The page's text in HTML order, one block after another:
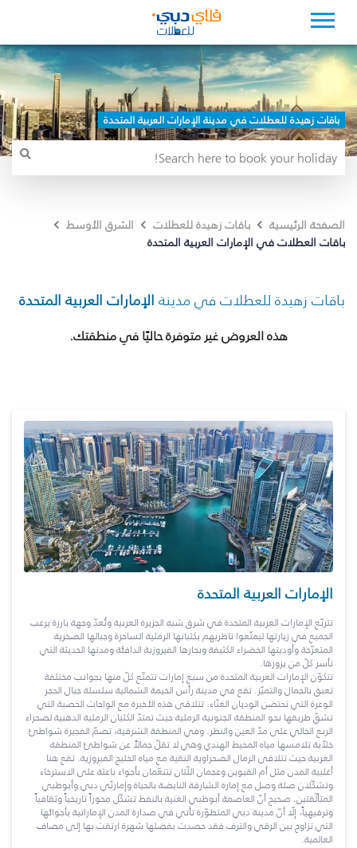
باقات زهيدة للعطلات في مدينة الإمارات العربية المتحدة
الصفحة الرئيسية باقات زهيدة للعطلات
الشرق الأوسط
باقات العطلات في الإمارات العربية المتحدة
باقات زهيدة للعطلات في مدينة الإمارات العربية المتحدة
هذه العروض غير متوفرة حاليًا في منطقتك.
الإمارات العربية المتحدة
تتربّع الإمارات العربية المتحدة في شرق شبه الجزيرة العربية وتُعدّ وجهة بارزة يرغب
الجميع في زيارتها ليمتّعوا ناظريهم بكثبانها الرملية الساحرة وجبالها الصخرية
المتعرّجة وأوديتها الخضراء الكثيفة وبحارها الفيروزية الدافئة ومدنها الحديثة التي
تأسر كلّ من يزورها.
تتكوّن الإمارات العربية المتحدة من سبع إمارات تتمتّع كلّ منها بجوانب مختلفة
تعبق بالجمال والتميّز. تقع في مدينة رأس الخيمة الشمالية سلسلة جبال الحجر
الوعرة التي تحتضن الوديان الغنّاء. تتلاقى هذه الأخيرة مع الواحات الخصبة التي
تشقّ طريقها نحو المنطقة الجنوبية الرملية حيث تمتدّ الكثبان الرملية الذهبية لصحراء
الربع الخالي على مدّ العين والنظر. وفي المنطقة الشرقية، تضمّ الفجيرة شواطئ
خلاّبة تلامسها مياه المحيط الهندي وهي لا تقلّ جمالاً عن شواطئ المنطقة
الغربية حيث تتلاقى الرمال الصحراوية النقية مع مياه الخليج الفيروزية. تقع هنا
أغلبية المدن مثل أم القيوين وعجمان اللّتان تتنعّمان بأجواء باعثة على الاسترخاء
وتشكّلان صلة وصل مع إمارة الشارقة النابضة بالحياة وإمارتَي دبي وأبوظبي
المتألّقتين. صحيح أنّ العاصمة أبوظبي الغنية بالنفط تشكّل محوراً تاريخياً وثقافياً
وترفيهياً، إلّا أنّ مدينة دبي المتطوّرة تأتي في صدارة المدن الإماراتية بأجوائها
التي تزاوج بين الرقي والترف فقد حصدت بفضلها شهرة ارتقت بها إلى مصاف
العالمية.